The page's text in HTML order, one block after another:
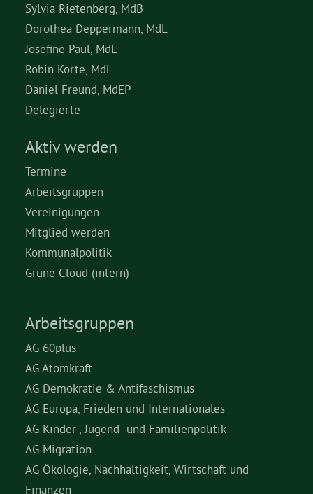
Sylvia Rietenberg, MdB
Dorothea Deppermann, MdL
Josefine Paul, MdL
Robin Korte, MdL
Daniel Freund, MdEP
Delegierte
Aktiv werden
Termine
Arbeitsgruppen
Vereinigungen
Mitglied werden
Kommunalpolitik
Grüne Cloud (intern)
Arbeitsgruppen
AG 60plus
AG Atomkraft
AG Demokratie & Antifaschismus
AG Europa, Frieden und Internationales
AG Kinder-, Jugend- und Familienpolitik
AG Migration
AG Ökologie, Nachhaltigkeit, Wirtschaft und
Finanzen